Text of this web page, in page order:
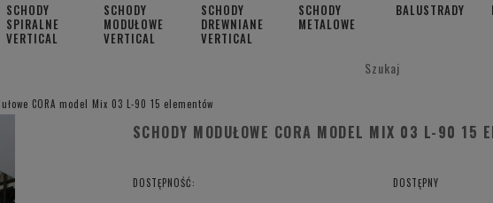
SCHODY
SPIRALNE
VERTICAL
SCHODY
MODUŁOWE
VERTICAL
SCHODY
DREWNIANE
VERTICAL
SCHODY
METALOWE
BALUSTRADY
CORA model Mix 03 L-90 15 elementów
SCHODY MODUŁOWE CORA MODEL MIX 03 L-90 15
DOSTĘPNOŚĆ: DOSTĘPNY